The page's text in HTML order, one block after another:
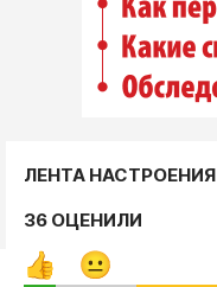
ЛЕНТА НАСТРОЕНИЯ
36 ОЦЕНИЛИ